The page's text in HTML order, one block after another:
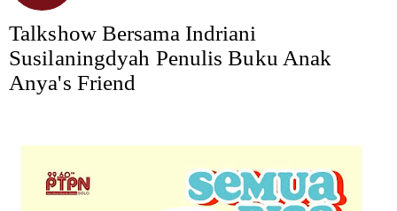
Talkshow Bersama Indriani
Susilaningdyah Penulis Buku Anak
Anya's Friend